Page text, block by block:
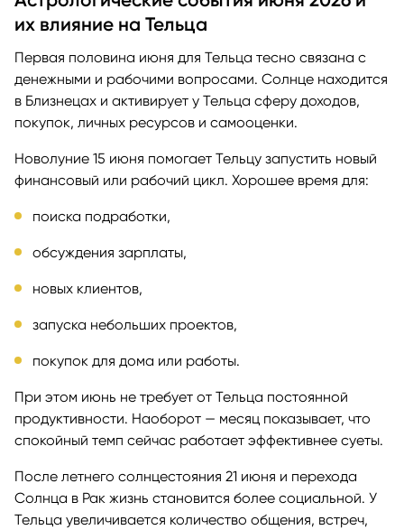
их влияние на Тельца
Первая половина июня для Тельца тесно связана с
денежными и рабочими вопросами. Солнце находится
в Близнецах и активирует у Тельца сферу доходов,
покупок, личных ресурсов и самооценки.
Новолуние 15 июня помогает Тельцу запустить новый
финансовый или рабочий цикл. Хорошее время для:
поиска подработки,
обсуждения зарплаты,
новых клиентов,
запуска небольших проектов,
покупок для дома или работы.
При этом июнь не требует от Тельца постоянной
продуктивности. Наоборот — месяц показывает, что
спокойный темп сейчас работает эффективнее суеты.
После летнего солнцестояния 21 июня и перехода
Солнца в Рак жизнь становится более социальной. У
Тельца увеличивается количество общения, встреч,